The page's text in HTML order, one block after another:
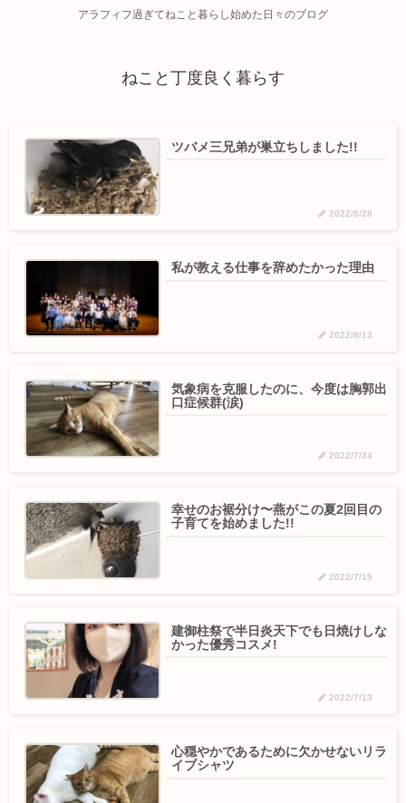
アラフィフ過ぎてねこと暮らし始めた日々のブログ
ねこと丁度良く暮らす
ツバメ三兄弟が巣立ちしました!!
2022/8/28
私が教える仕事を辞めたかった理由
2022/8/13
気象病を克服したのに、今度は胸郭出
口症候群(涙)
2022/7/24
幸せのお裾分け〜燕がこの夏2回目の
子育てを始めました!!
2022/7/15
建御柱祭で半日炎天下でも日焼けしな
かった優秀コスメ!
2022/7/13
心穏やかであるために欠かせないリラ
イブシャツ